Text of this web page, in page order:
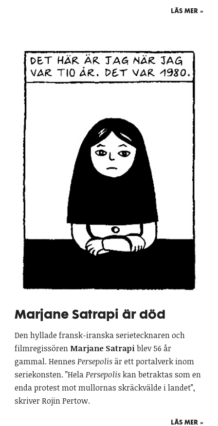
LÄS MER »
Marjane Satrapi är död
Den hyllade fransk-iranska serietecknaren och
filmregissören Marjane Satrapiblev 56 år
gammal. Hennes Persepolisär ett portalverk inom
seriekonsten. ”HelaPersepoliskan betraktas som en
enda protest mot mullornas skräckvälde i landet”,
skriver Rojin Pertow.
LÄS MER »